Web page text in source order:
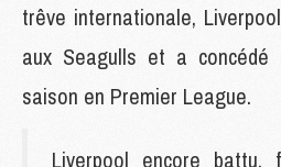
trêve internationale,
aux Seagulls et a
saison en Premier League.
Liverpool encore battu,